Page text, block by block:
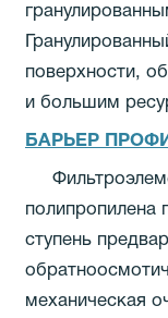
поверхности,
и большим
БАРЬЕР
полипропилена
ступень
механическая